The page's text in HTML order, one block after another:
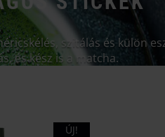
szitálás és külön
és kész is a matcha.
ÚJ!